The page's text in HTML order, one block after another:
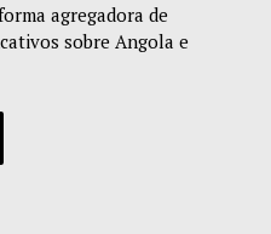
agregadora de
sobre Angola e